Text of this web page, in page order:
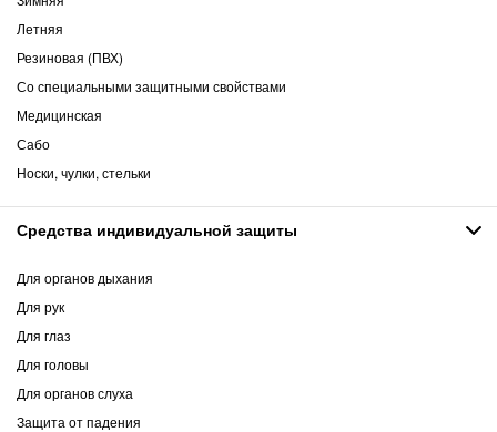
Летняя
Резиновая (ПВХ)
Со специальными защитными свойствами
Медицинская
Сабо
Носки, чулки, стельки
Средства индивидуальной защиты
Для органов дыхания
Для рук
Для глаз
Для головы
Для органов слуха
Защита от падения